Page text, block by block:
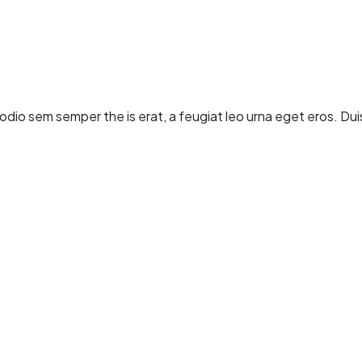
sem semper the is erat, a feugiat leo urna eget eros.